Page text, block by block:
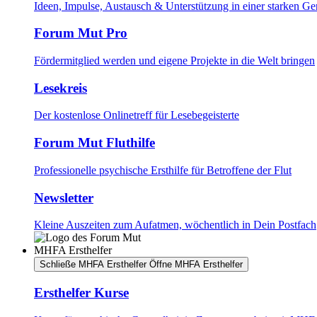
Ideen, Impulse, Austausch & Unterstützung in einer starken
Forum Mut Pro
Fördermitglied werden und eigene Projekte in die Welt bringen
Lesekreis
Der kostenlose Onlinetreff für Lesebegeisterte
Forum Mut Fluthilfe
Professionelle psychische Ersthilfe für Betroffene der Flut
Newsletter
Kleine Auszeiten zum Aufatmen, wöchentlich in Dein Postfach
MHFA Ersthelfer
Schließe MHFA Ersthelfer Öffne MHFA Ersthelfer
Ersthelfer Kurse